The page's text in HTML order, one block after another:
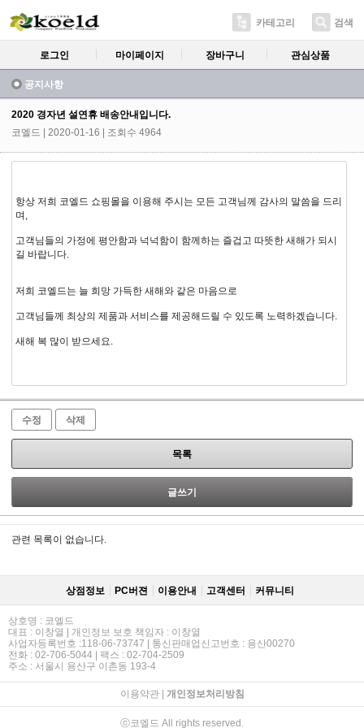
카테고리 검색
로그인 마이페이지 장바구니 관심상품
공지사항
2020 경자년 설연휴 배송안내입니다.
코엘드
| 2020-01-16 | 조회수 4964
항상 저희 코엘드 쇼핑몰을 이용해 주시는 모든 고객님께 감사의 말씀을 드리
며,
고객님들의 가정에 평안함과 넉넉함이 함께하는 즐겁고 따뜻한 새해가 되시
길 바랍니다.
저희 코엘드는 늘 희망 가득한 새해와 같은 마음으로
고객님들께 최상의 제품과 서비스를 제공해드릴 수 있도록 노력하겠습니다.
새해 복 많이 받으세요.
수정 삭제
목록
글쓰기
관련 목록이 없습니다.
상점정보 PC버젼 이용안내 고객센터 커뮤니티
상호명 : 코엘드
대표 : 이창열 | 개인정보 보호 책임자 : 이창열
사업자등록번호 :118-06-73747 | 통신판매업신고번호 : 용산00270
전화 : 02-706-5044 | 팩스 : 02-704-2509
주소 : 서울시 용산구 이촌동 193-4
이용약관| 개인정보처리방침
ⓒ코엘드 All rights reserved.